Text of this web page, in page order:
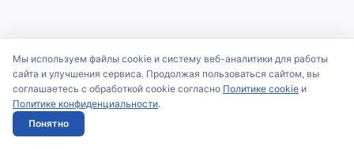
Мы используем файлы cookie и систему веб-аналитики для работы
сайта и улучшения сервиса. Продолжая пользоваться сайтом, вы
соглашаетесь с обработкой cookie согласно Политике cookie и
Политике конфиденциальности.
Понятно